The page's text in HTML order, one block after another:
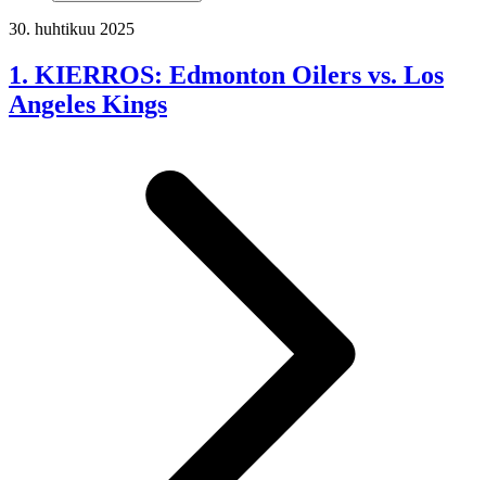
30. huhtikuu 2025
1. KIERROS: Edmonton Oilers vs. Los
Angeles Kings